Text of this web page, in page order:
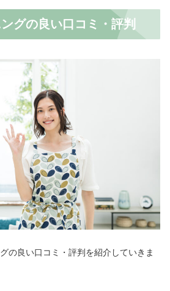
グの良い口コミ・評判
の良い口コミ・評判を紹介していきま